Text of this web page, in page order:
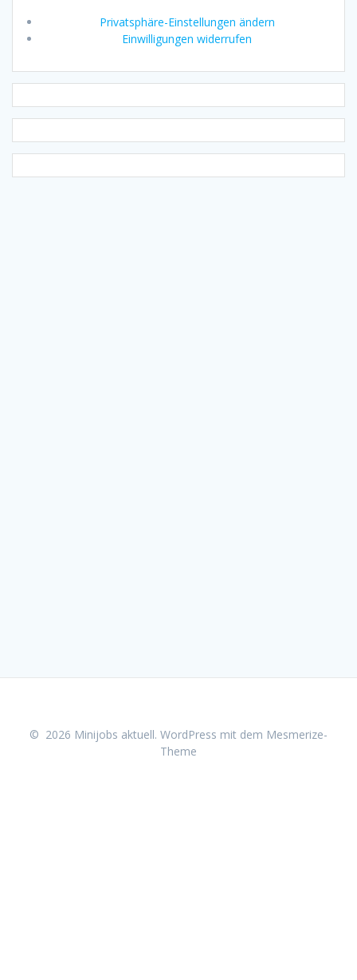
Privatsphäre-Einstellungen ändern
Einwilligungen widerrufen
© 2026 Minijobs aktuell. WordPress mit dem Mesmerize-
Theme